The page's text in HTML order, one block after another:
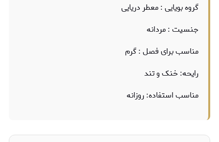
گروه بویایی : معطر دریایی
جنسیت : مردانه
مناسب برای فصل : گرم
رایحه: خنک و تند
مناسب استفاده: روزانه